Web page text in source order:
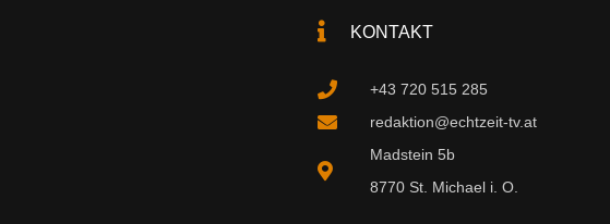
KONTAKT
+43 720 515 285
redaktion@echtzeit-tv.at
Madstein 5b
8770 St. Michael i. O.